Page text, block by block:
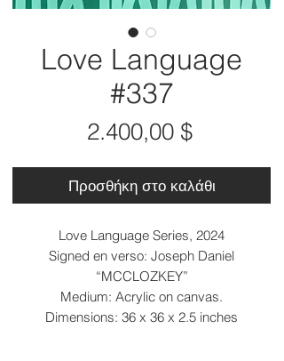
Love Language
#337
2.400,00 $Τιμή
Προσθήκη στο καλάθι
Love Language Series, 2024
Signed en verso: Joseph Daniel
“MCCLOZKEY”
Medium: Acrylic on canvas.
Dimensions: 36 x 36 x 2.5 inches